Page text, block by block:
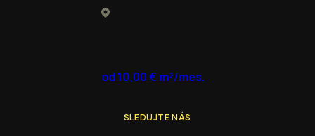
od 10,00 € m²/mes.
SLEDUJTE NÁS